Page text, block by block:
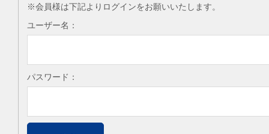
※会員様は下記よりログインをお願いいたします。
ユーザー名：
パスワード：